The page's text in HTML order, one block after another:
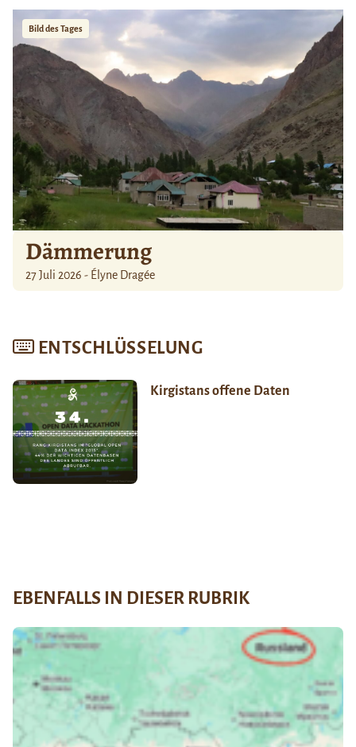
Bild des Tages
Dämmerung
27 Juli 2026 - Élyne Dragée
ENTSCHLÜSSELUNG
Kirgistans offene Daten
EBENFALLS IN DIESER RUBRIK